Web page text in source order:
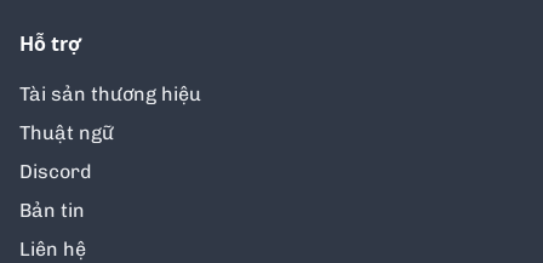
Hỗ trợ
Tài sản thương hiệu
Thuật ngữ
Discord
Bản tin
Liên hệ